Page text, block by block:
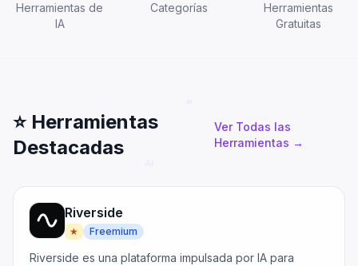
Herramientas de
IA
Categorías
Herramientas
Gratuitas
⭐ Herramientas
Destacadas
Ver Todas las
Herramientas →
Riverside
★ Freemium
Riverside es una plataforma impulsada por IA para